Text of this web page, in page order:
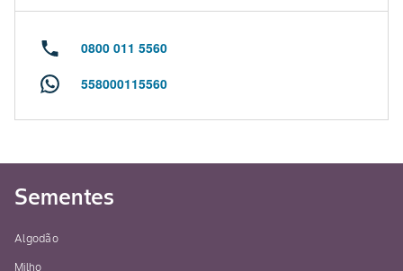
0800 011 5560
558000115560
Sementes
Algodão
Milho